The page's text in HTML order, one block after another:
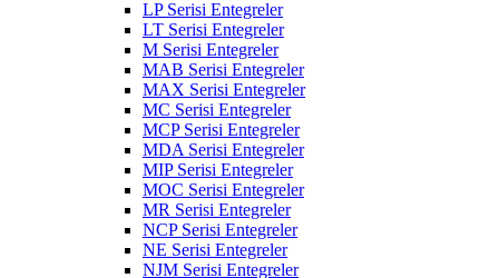
LP Serisi Entegreler
LT Serisi Entegreler
M Serisi Entegreler
MAB Serisi Entegreler
MAX Serisi Entegreler
MC Serisi Entegreler
MCP Serisi Entegreler
MDA Serisi Entegreler
MIP Serisi Entegreler
MOC Serisi Entegreler
MR Serisi Entegreler
NCP Serisi Entegreler
NE Serisi Entegreler
NJM Serisi Entegreler